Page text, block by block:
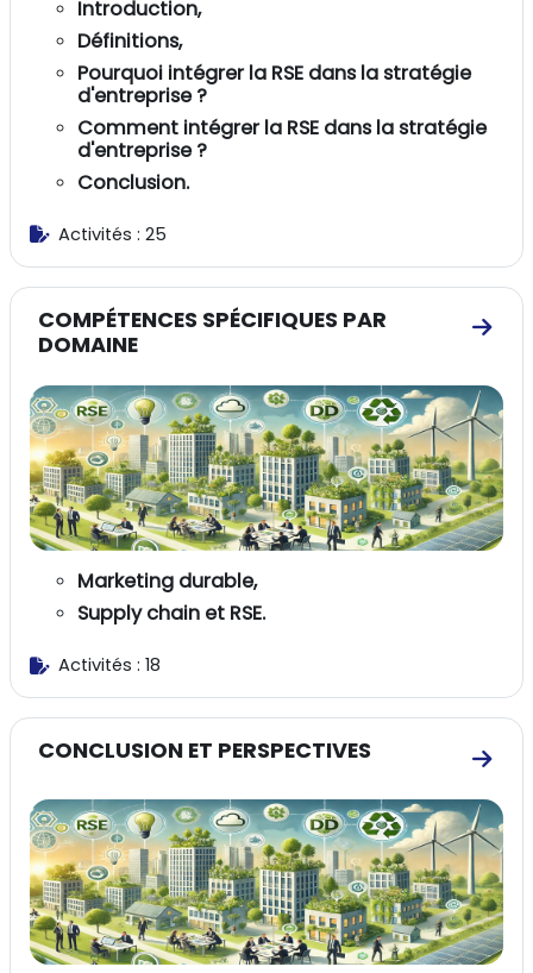
Introduction,
Définitions,
Pourquoi intégrer la RSE dans la stratégie
d'entreprise ?
Comment intégrer la RSE dans la stratégie
d'entreprise ?
Conclusion.
Activités : 25
COMPÉTENCES SPÉCIFIQUES PAR
DOMAINE
Aller
Marketing durable,
Supply chain et RSE.
Activités : 18
CONCLUSION ET PERSPECTIVES
Aller